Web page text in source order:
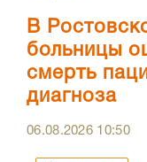
В
больницы
смерть
диагноза
06.08.2026 10:50